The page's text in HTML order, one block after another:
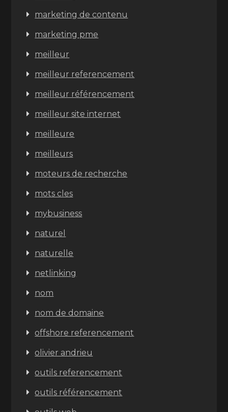
marketing de contenu
marketing pme
meilleur
meilleur referencement
meilleur référencement
meilleur site internet
meilleure
meilleurs
moteurs de recherche
mots cles
mybusiness
naturel
naturelle
netlinking
nom
nom de domaine
offshore referencement
olivier andrieu
outils referencement
outils référencement